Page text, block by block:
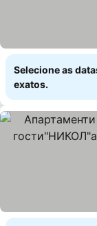
Selecione as
exatos.